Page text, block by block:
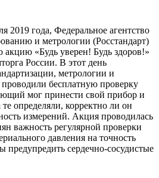
2019 года, Федеральное агентство
и метрологии (Росстандарт)
акцию «Будь уверен! Будь здоров!»
России. В этот день
метрологии и
бесплатную проверку
мог принести свой прибор и
те определяли, корректно ли он
измерений. Акция проводилась
важность регулярной проверки
давления на точность
предупредить сердечно-сосудистые